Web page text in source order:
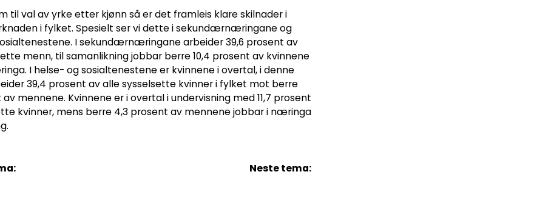
til val av yrke etter kjønn så er det framleis klare skilnader i
i fylket. Spesielt ser vi dette i sekundærnæringane og
I sekundærnæringane arbeider 39,6 prosent av
menn, til samanlikning jobbar berre 10,4 prosent av kvinnene
I helse- og sosialtenestene er kvinnene i overtal, i denne
39,4 prosent av alle sysselsette kvinner i fylket mot berre
mennene. Kvinnene er i overtal i undervisning med 11,7 prosent
kvinner, mens berre 4,3 prosent av mennene jobbar i næringa
Neste tema: